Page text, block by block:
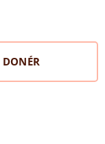
DONÉR